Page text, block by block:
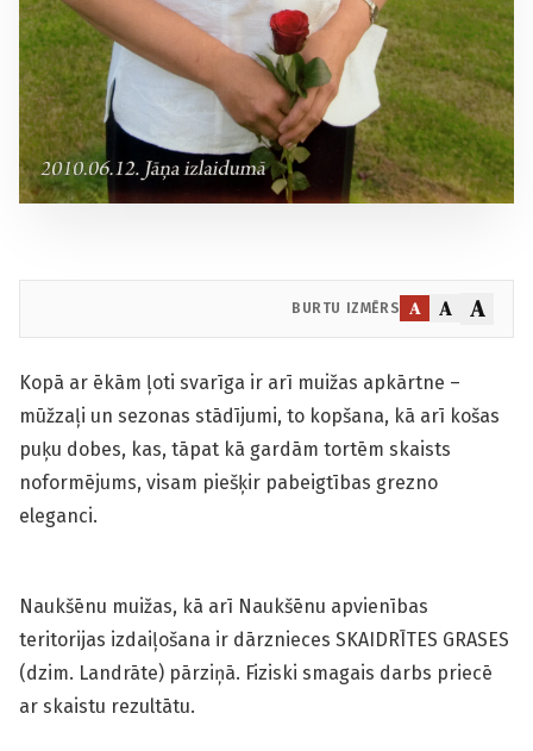
BURTU IZMĒRS A A A
Kopā ar ēkām ļoti svarīga ir arī muižas apkārtne –
mūžzaļi un sezonas stādījumi, to kopšana, kā arī košas
puķu dobes, kas, tāpat kā gardām tortēm skaists
noformējums, visam piešķir pabeigtības grezno
eleganci.
Naukšēnu muižas, kā arī Naukšēnu apvienības
teritorijas izdaiļošana ir dārznieces SKAIDRĪTES GRASES
(dzim. Landrāte) pārziņā. Fiziski smagais darbs priecē
ar skaistu rezultātu.